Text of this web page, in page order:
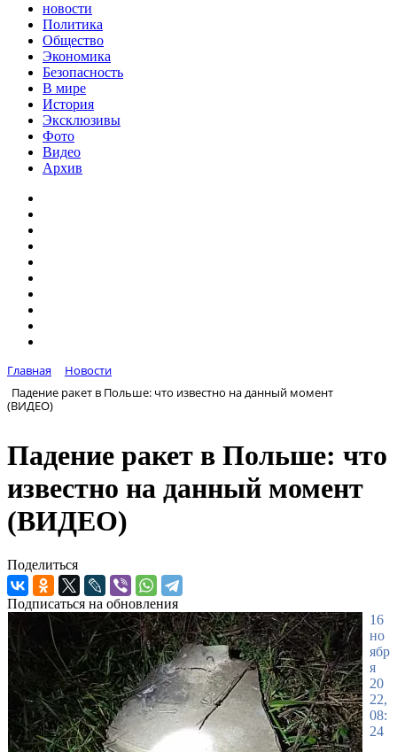
новости
Политика
Общество
Экономика
Безопасность
В мире
История
Эксклюзивы
Фото
Видео
Архив
Главная
Новости
Падение ракет в Польше: что известно на данный момент
(ВИДЕО)
Падение ракет в Польше: что
известно на данный момент
(ВИДЕО)
Поделиться
Подписаться на обновления
16
но
ябр
я
20
22,
08:
24